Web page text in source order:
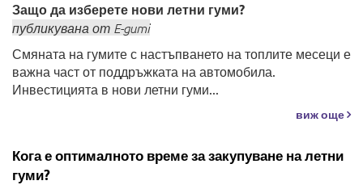
Защо да изберете нови летни гуми?
публикувана от E-gumi
Смяната на гумите с настъпването на топлите месеци е
важна част от поддръжката на автомобила.
Инвестицията в нови летни гуми...
виж още
Кога е оптималното време за закупуване на летни
гуми?